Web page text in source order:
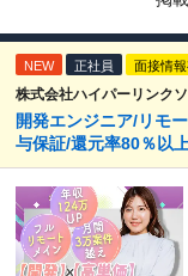
NEW 正社員 面接情
株式会社ハイパーリンク
開発エンジニア/リモ
与保証/還元率80％以